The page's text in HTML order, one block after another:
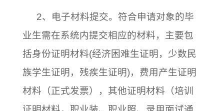
2、电子材料提交。符合申请对象的毕
业生需在系统内提交相应的材料，主要包
括身份证明材料(经济困难生证明，少数民
族学生证明，残疾生证明)，费用产生证明
材料（正式发票），其他证明材料（培训